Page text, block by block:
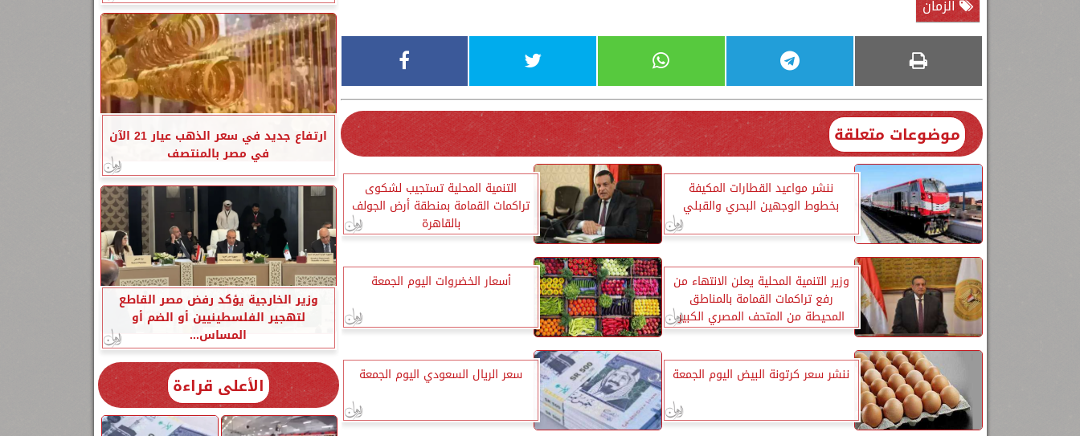
الزمان
موضوعات متعلقة
ننشر مواعيد القطارات المكيفة
بخطوط الوجهين البحري والقبلي
التنمية المحلية تستجيب لشكوى
تراكمات القمامة بمنطقة أرض الجولف
بالقاهرة
وزير التنمية المحلية يعلن الانتهاء من
رفع تراكمات القمامة بالمناطق
المحيطة من المتحف المصري الكبير
أسعار الخضروات اليوم الجمعة
ننشر سعر كرتونة البيض اليوم الجمعة سعر الريال السعودي اليوم الجمعة
ارتفاع جديد في سعر الذهب عيار 21 الآن
في مصر بالمنتصف
وزير الخارجية يؤكد رفض مصر القاطع
لتهجير الفلسطينيين أو الضم أو
المساس...
الأعلى قراءة